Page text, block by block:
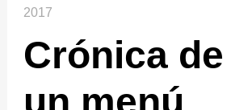
2017
Crónica de